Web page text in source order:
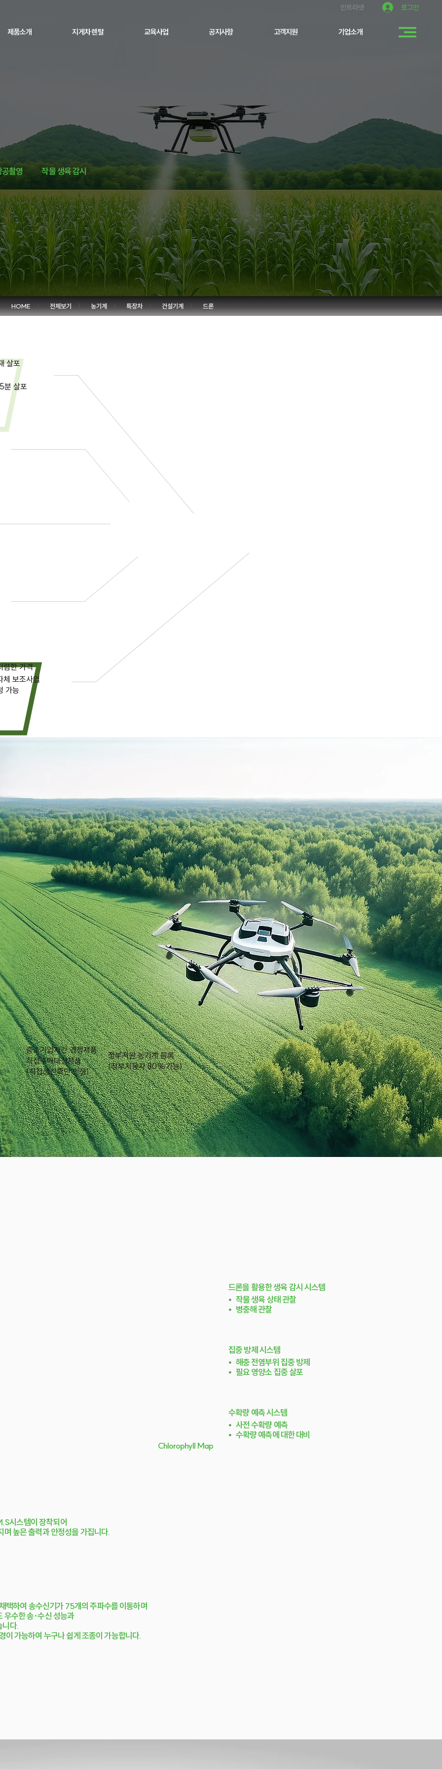
로그인
인트라넷
제품소개 지게차 렌탈 교육사업 공지사항 고객지원 기업소개
HOME 전체보기 농기계 특장차 건설기계 드론
살포
분 살포
렴한 가격
체 보조사업
가능
중소기업자간 경쟁제품
직접구매대상제품
​(직접생산확인 인정)
정부지원 농기계 등록
​(정부지융자 80%가능)
공촬영 작물 생육 감시
Chlorophyll Map
드론을 활용한 생육 감시 시스템
⦁작물 생육 상태 관찰
⦁병충해 관찰
집중 방제 시스템
⦁해충 전염부위 집중 방제
⦁필요 영양소 집중 살포
수확량 예측 시스템
⦁사전 수확량 예측
⦁수확량 예측에 대한 대비
시스템이 장착되어
높은 출력과 안정성을 가집니다.
하여 송수신기가 75개의 주파수를 이동하며
우수한 송·수신 성능과
니다.
이 가능하여 누구나 쉽게 조종이 가능합니다.